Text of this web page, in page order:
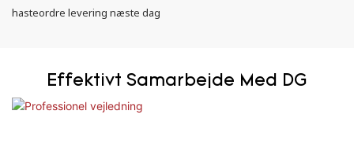
hasteordre levering næste dag
Effektivt Samarbejde Med DG